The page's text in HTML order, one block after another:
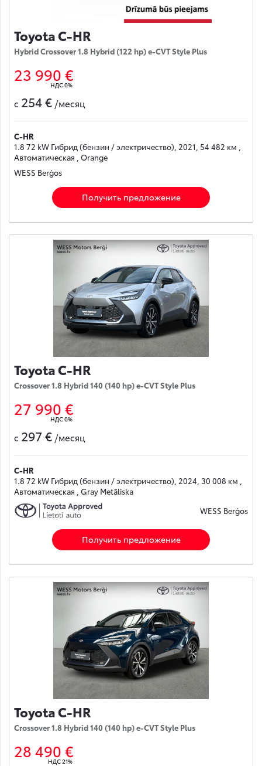
Toyota C-HR
Hybrid Crossover 1.8 Hybrid (122 hp) e-CVT Style Plus
23 990 €
НДС 0%
с 254 € /месяц
C-HR
1.8 72 kW Гибрид (бензин / электричество), 2021, 54 482 км ,
Автоматическая , Orange
WESS Berģos
Получить предложение
Toyota C-HR
Crossover 1.8 Hybrid 140 (140 hp) e-CVT Style Plus
27 990 €
НДС 0%
с 297 € /месяц
C-HR
1.8 72 kW Гибрид (бензин / электричество), 2024, 30 008 км ,
Автоматическая , Gray Metāliska
WESS Berģos
Получить предложение
Toyota C-HR
Crossover 1.8 Hybrid 140 (140 hp) e-CVT Style Plus
28 490 €
НДС 21%